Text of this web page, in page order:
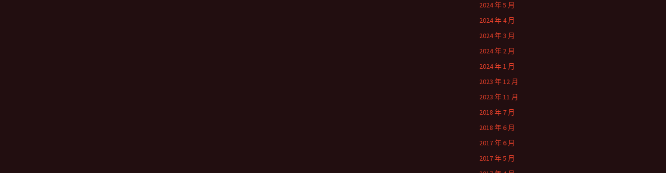
2024 年 5 月
2024 年 4 月
2024 年 3 月
2024 年 2 月
2024 年 1 月
2023 年 12 月
2023 年 11 月
2018 年 7 月
2018 年 6 月
2017 年 6 月
2017 年 5 月